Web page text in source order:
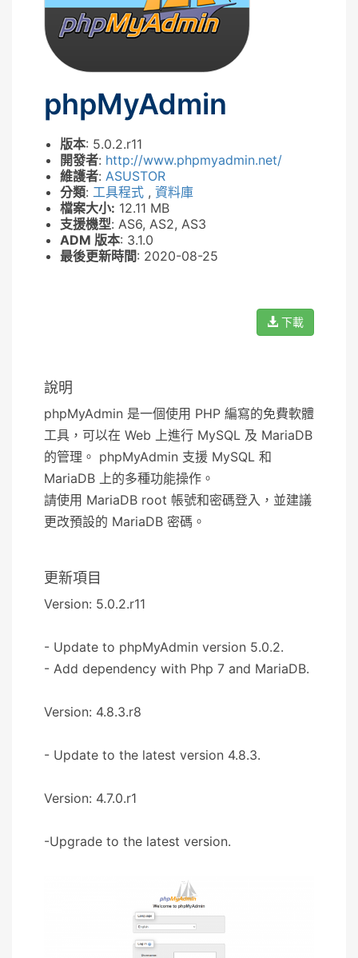
phpMyAdmin
版本: 5.0.2.r11
開發者: http://www.phpmyadmin.net/
維護者: ASUSTOR
分類: 工具程式 , 資料庫
檔案大小: 12.11 MB
支援機型: AS6, AS2, AS3
ADM 版本: 3.1.0
最後更新時間: 2020-08-25
下載
說明
phpMyAdmin 是一個使用 PHP 編寫的免費軟體
工具，可以在 Web 上進行 MySQL 及 MariaDB
的管理。 phpMyAdmin 支援 MySQL 和
MariaDB 上的多種功能操作。
請使用 MariaDB root 帳號和密碼登入，並建議
更改預設的 MariaDB 密碼。
更新項目
Version: 5.0.2.r11
- Update to phpMyAdmin version 5.0.2.
- Add dependency with Php 7 and MariaDB.
Version: 4.8.3.r8
- Update to the latest version 4.8.3.
Version: 4.7.0.r1
-Upgrade to the latest version.